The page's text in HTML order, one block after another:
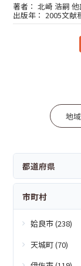
北崎 浩嗣 他
2005
地
都道府県
市町村
姶良市 (238)
天城町 (70)